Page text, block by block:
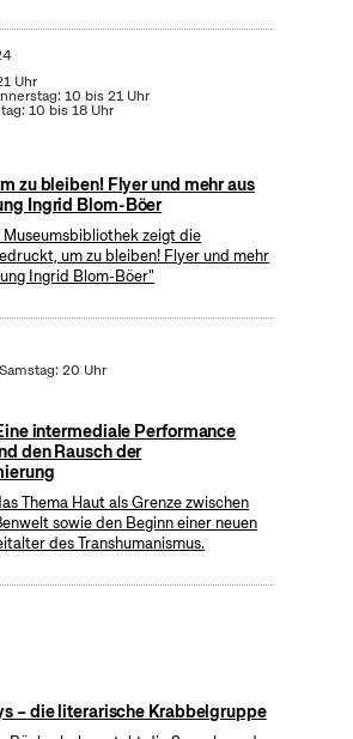
Uhr
10 bis 21 Uhr
10 bis 18 Uhr
zu bleiben! Flyer und mehr aus
Ingrid Blom-Böer
zeigt die
um zu bleiben! Flyer und mehr
Ingrid Blom-Böer"
20 Uhr
intermediale Performance
den Rausch der
Thema Haut als Grenze zwischen
sowie den Beginn einer neuen
des Transhumanismus.
– die literarische Krabbelgruppe